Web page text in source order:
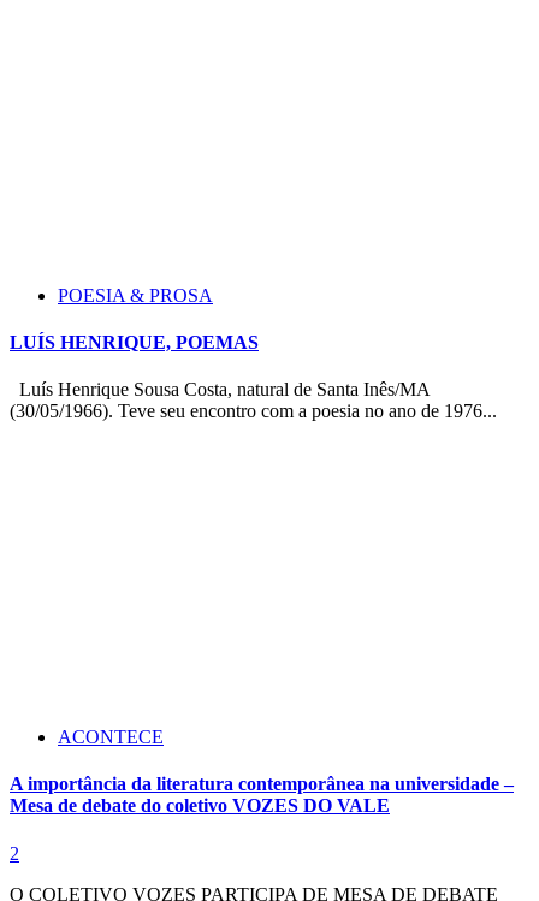
POESIA & PROSA
LUÍS HENRIQUE, POEMAS
Luís Henrique Sousa Costa, natural de Santa Inês/MA
(30/05/1966). Teve seu encontro com a poesia no ano de 1976...
ACONTECE
A importância da literatura contemporânea na universidade –
Mesa de debate do coletivo VOZES DO VALE
2
O COLETIVO VOZES PARTICIPA DE MESA DE DEBATE